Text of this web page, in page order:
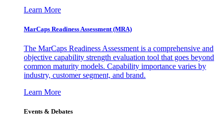
Learn More
MarCaps Readiness Assessment (MRA)
The MarCaps Readiness Assessment is a comprehensive and
objective capability strength evaluation tool that goes beyond
common maturity models. Capability importance varies by
industry, customer segment, and brand.
Learn More
Events & Debates